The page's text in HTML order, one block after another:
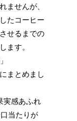
ませんが、
たコーヒー
せるまでの
ます。
まとめまし
実感あふれ
当たりが